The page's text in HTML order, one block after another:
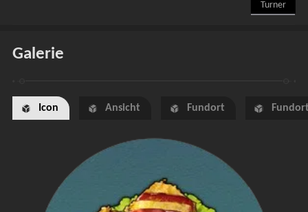
Turner
Galerie
Icon Ansicht Fundort